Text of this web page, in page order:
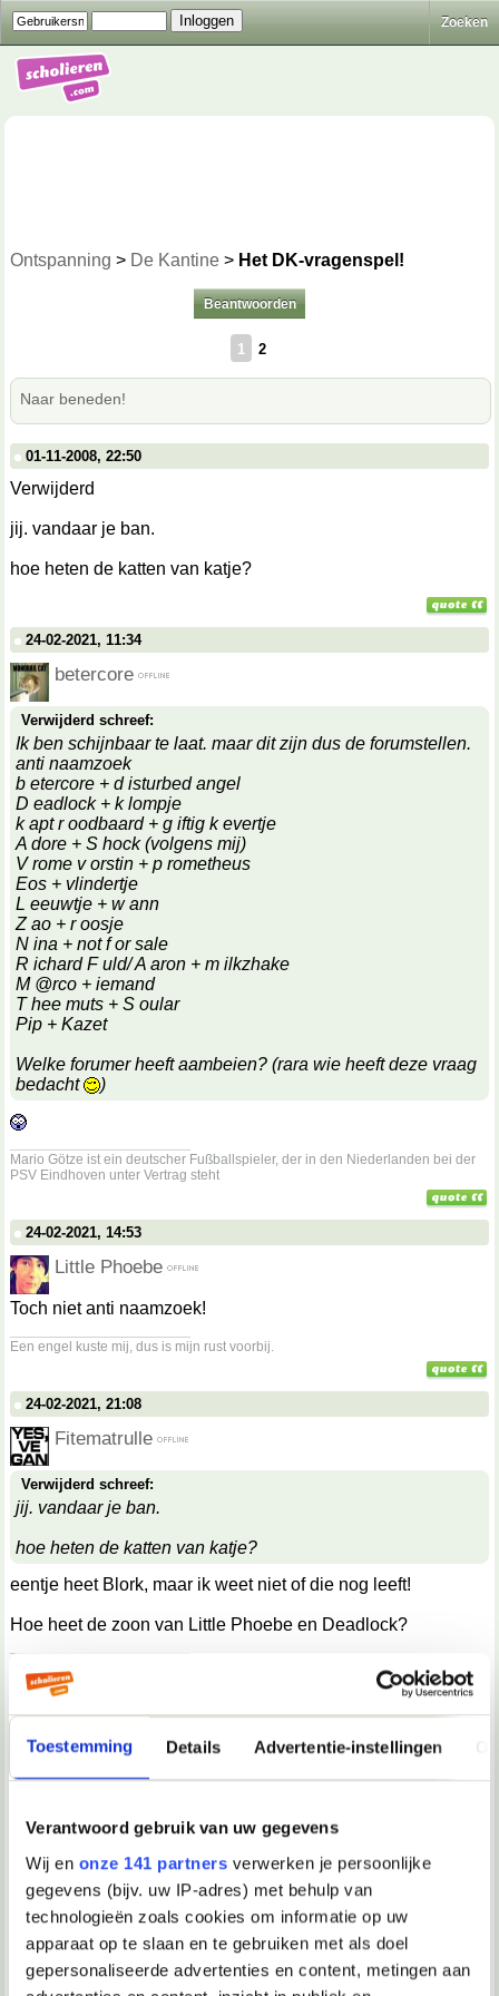
Toestemming Details Advertentie-instellingen
Verantwoord gebruik van uw gegevens
Wij en onze 141 partners verwerken je persoonlijke
gegevens (bijv. uw IP-adres) met behulp van
technologieën zoals cookies om informatie op uw
apparaat op te slaan en te gebruiken met als doel
gepersonaliseerde advertenties en content, metingen aan
Zoeken
Ontspanning > De Kantine > Het DK-vragenspel!
Beantwoorden
1 2
Naar beneden!
01-11-2008, 22:50
Verwijderd
jij. vandaar je ban.
hoe heten de katten van katje?
24-02-2021, 11:34
betercore
Verwijderd schreef:
Ik ben schijnbaar te laat. maar dit zijn dus de forumstellen.
anti naamzoek
b etercore + d isturbed angel
D eadlock + k lompje
k apt r oodbaard + g iftig k evertje
A dore + S hock (volgens mij)
V rome v orstin + p rometheus
Eos + vlindertje
L eeuwtje + w ann
Z ao + r oosje
N ina + not f or sale
R ichard F uld/ A aron + m ilkzhake
M @rco + iemand
T hee muts + S oular
Pip + Kazet
Welke forumer heeft aambeien? (rara wie heeft deze vraag
bedacht
)
Mario Götze ist ein deutscher Fußballspieler, der in den Niederlanden bei der
PSV Eindhoven unter Vertrag steht
24-02-2021, 14:53
Little Phoebe
Toch niet anti naamzoek!
Een engel kuste mij, dus is mijn rust voorbij.
24-02-2021, 21:08
Fitematrulle
Verwijderd schreef:
jij. vandaar je ban.
hoe heten de katten van katje?
eentje heet Blork, maar ik weet niet of die nog leeft!
Hoe heet de zoon van Little Phoebe en Deadlock?
are not even considered victims.
24-02-2021, 21:57
__________________
24-02-2021, 22:31
Verwijderd
Vasilisa schreef: